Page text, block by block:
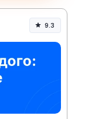
9.3